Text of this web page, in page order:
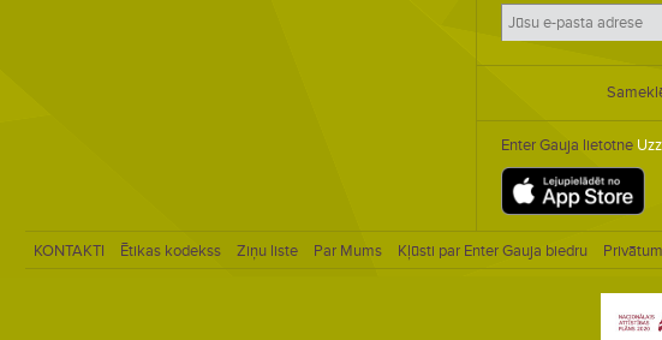
Enter Gauja lietotne
KONTAKTI Ētikas kodekss Ziņu liste Par Mums Kļūsti par Enter Gauja biedru